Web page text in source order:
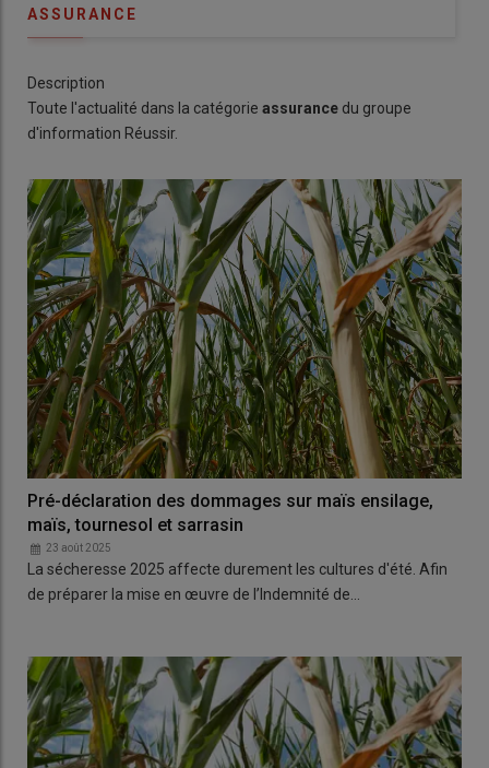
ASSURANCE
Description
Toute l'actualité dans la catégorie assurance du groupe
d'information Réussir.
Pré-déclaration des dommages sur maïs ensilage,
maïs, tournesol et sarrasin
23 août 2025
La sécheresse 2025 affecte durement les cultures d'été. Afin
de préparer la mise en œuvre de l’Indemnité de…